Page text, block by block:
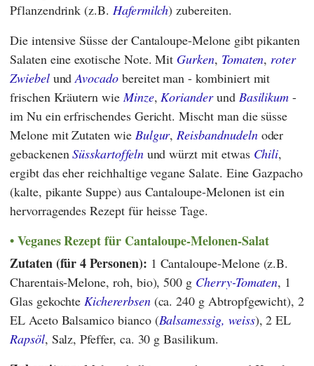
Pflanzendrink (z.B. Hafermilch) zubereiten.
Die intensive Süsse der Cantaloupe-Melone gibt pikanten
Salaten eine exotische Note. Mit Gurken, Tomaten, roter
ZwiebelundAvocadobereitet man - kombiniert mit
frischen Kräutern wieMinze,Korianderund Basilikum -
im Nu ein erfrischendes Gericht. Mischt man die süsse
Melone mit Zutaten wie Bulgur,Reisbandnudelnoder
gebackenenSüsskartoffelnund würzt mit etwas Chili,
ergibt das eher reichhaltige vegane Salate. Eine Gazpacho
(kalte, pikante Suppe) aus Cantaloupe-Melonen ist ein
hervorragendes Rezept für heisse Tage.
Veganes Rezept für Cantaloupe-Melonen-Salat
Zutaten (für 4 Personen): 1 Cantaloupe-Melone (z.B.
Charentais-Melone, roh, bio), 500 g Cherry-Tomaten, 1
Glas gekochteKichererbsen(ca. 240 g Abtropfgewicht), 2
EL Aceto Balsamico bianco (Balsamessig, weiss), 2 EL
Rapsöl, Salz, Pfeffer, ca. 30 g Basilikum.